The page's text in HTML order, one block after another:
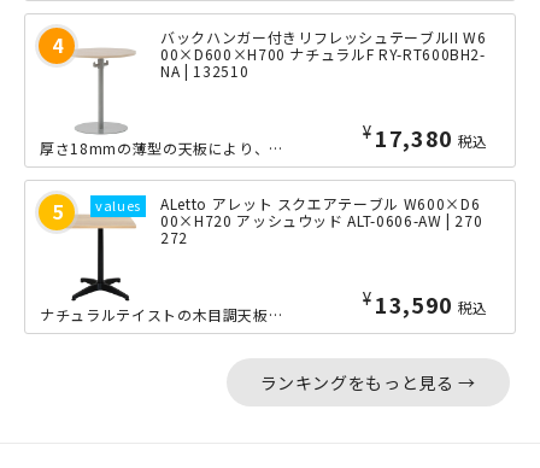
バックハンガー付きリフレッシュテーブルII W6
00×D600×H700 ナチュラルF RY-RT600BH2-
NA | 132510
¥ 17,380 税込
厚さ18mmの薄型の天板により、軽量化されたリフレッシュテーブルのコンパクトな直...
ALetto アレット スクエアテーブル W600×D6
00×H720 アッシュウッド ALT-0606-AW | 270
272
¥ 13,590 税込
ナチュラルテイストの木目調天板とブラックフレームを組み合わせることで、トレンド感...
ランキングをもっと見る →